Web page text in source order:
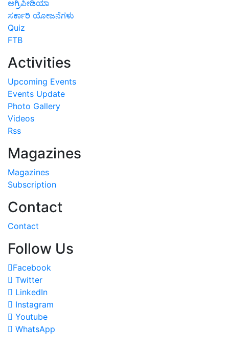
ಅಗ್ರಿಪೀಡಿಯಾ
ಸರ್ಕಾರಿ ಯೋಜನೆಗಳು
Quiz
FTB
Activities
Upcoming Events
Events Update
Photo Gallery
Videos
Rss
Magazines
Magazines
Subscription
Contact
Contact
Follow Us
Facebook
Twitter
LinkedIn
Instagram
Youtube
WhatsApp